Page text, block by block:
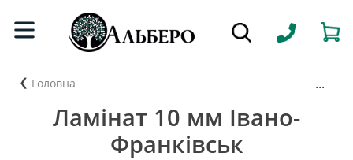
Головна ...
Ламінат 10 мм Івано-
Франківськ